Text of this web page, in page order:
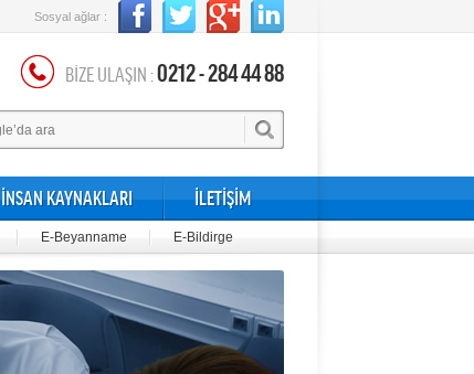
Sosyal ağlar :
BİZE ULAŞIN :0212 - 284 44 88
İNSAN KAYNAKLARI İLETİŞİM
E-Beyanname E-Bildirge